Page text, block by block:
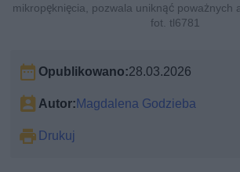
mikropęknięcia, pozwala uniknąć poważnych
fot. tl6781
Opublikowano:28.03.2026
Autor:Magdalena Godzieba
Drukuj